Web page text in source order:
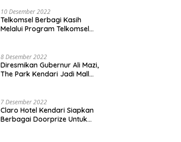
10 Desember 2022
Telkomsel Berbagi Kasih
Melalui Program Telkomsel
8 Desember 2022
Diresmikan Gubernur Ali Mazi,
The Park Kendari Jadi Mall
7 Desember 2022
Claro Hotel Kendari Siapkan
Berbagai Doorprize Untuk